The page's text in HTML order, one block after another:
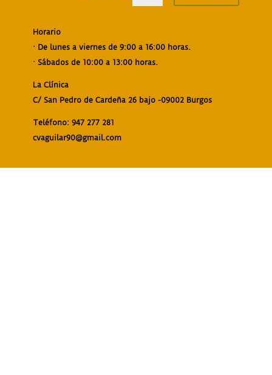
Horario
· De lunes a viernes de 9:00 a 16:00 horas.
· Sábados de 10:00 a 13:00 horas.
La Clínica
C/ San Pedro de Cardeña 26 bajo -09002 Burgos
Teléfono: 947 277 281
cvaguilar90@gmail.com